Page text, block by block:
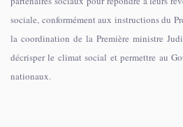
sociale, conformément aux instructions du
la coordination de la Première ministre
décrisper le climat social et permettre au
nationaux.